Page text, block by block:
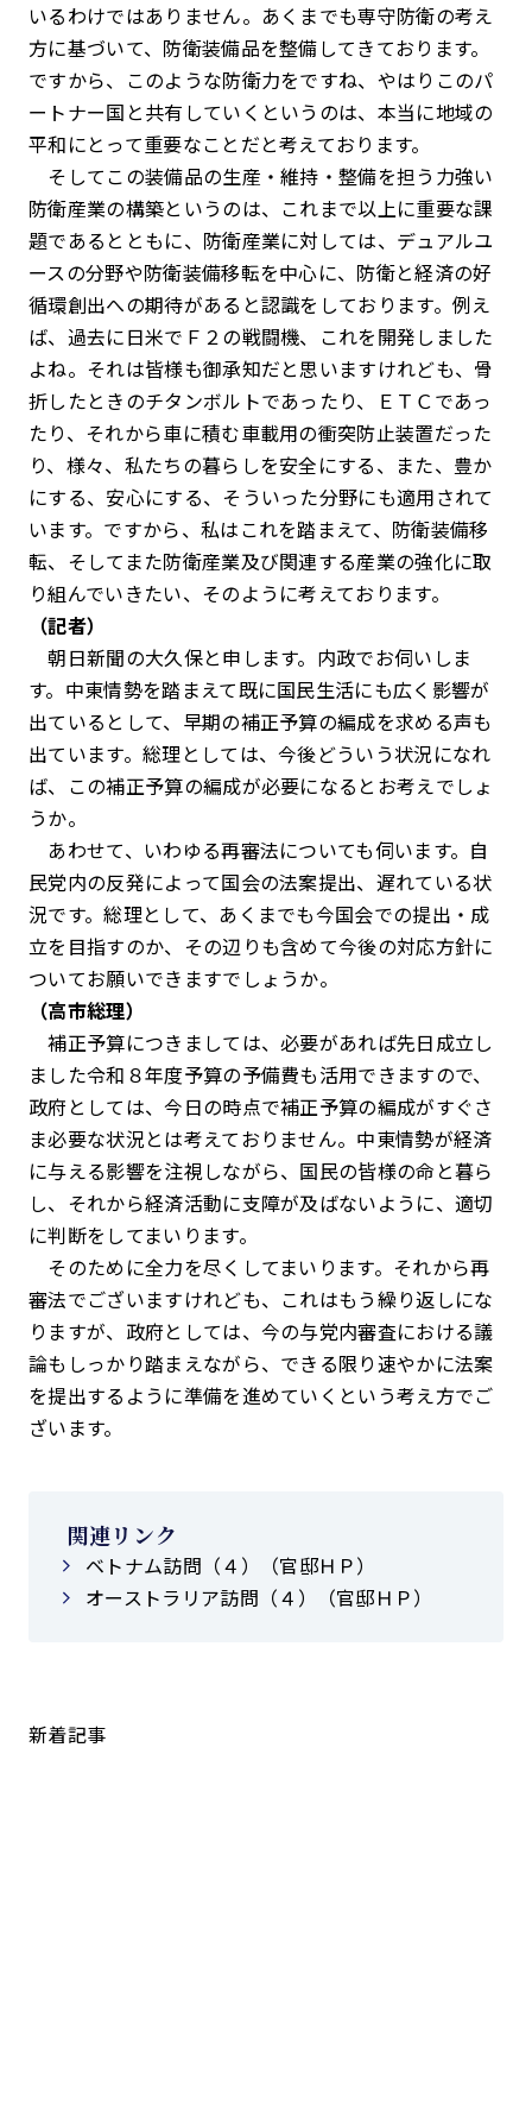
いるわけではありません。あくまでも専守防衛の考え
方に基づいて、防衛装備品を整備してきております。
ですから、このような防衛力をですね、やはりこのパ
ートナー国と共有していくというのは、本当に地域の
平和にとって重要なことだと考えております。
そしてこの装備品の生産・維持・整備を担う力強い
防衛産業の構築というのは、これまで以上に重要な課
題であるとともに、防衛産業に対しては、デュアルユ
ースの分野や防衛装備移転を中心に、防衛と経済の好
循環創出への期待があると認識をしております。例え
ば、過去に日米でＦ２の戦闘機、これを開発しました
よね。それは皆様も御承知だと思いますけれども、骨
折したときのチタンボルトであったり、ＥＴＣであっ
たり、それから車に積む車載用の衝突防止装置だった
り、様々、私たちの暮らしを安全にする、また、豊か
にする、安心にする、そういった分野にも適用されて
います。ですから、私はこれを踏まえて、防衛装備移
転、そしてまた防衛産業及び関連する産業の強化に取
り組んでいきたい、そのように考えております。
（記者）
朝日新聞の大久保と申します。内政でお伺いしま
す。中東情勢を踏まえて既に国民生活にも広く影響が
出ているとして、早期の補正予算の編成を求める声も
出ています。総理としては、今後どういう状況になれ
ば、この補正予算の編成が必要になるとお考えでしょ
うか。
あわせて、いわゆる再審法についても伺います。自
民党内の反発によって国会の法案提出、遅れている状
況です。総理として、あくまでも今国会での提出・成
立を目指すのか、その辺りも含めて今後の対応方針に
ついてお願いできますでしょうか。
（高市総理）
補正予算につきましては、必要があれば先日成立し
ました令和８年度予算の予備費も活用できますので、
政府としては、今日の時点で補正予算の編成がすぐさ
ま必要な状況とは考えておりません。中東情勢が経済
に与える影響を注視しながら、国民の皆様の命と暮ら
し、それから経済活動に支障が及ばないように、適切
に判断をしてまいります。
そのために全力を尽くしてまいります。それから再
審法でございますけれども、これはもう繰り返しにな
りますが、政府としては、今の与党内審査における議
論もしっかり踏まえながら、できる限り速やかに法案
を提出するように準備を進めていくという考え方でご
ざいます。
関連リンク
ベトナム訪問（４）（官邸ＨＰ）
オーストラリア訪問（４）（官邸ＨＰ）
新着記事